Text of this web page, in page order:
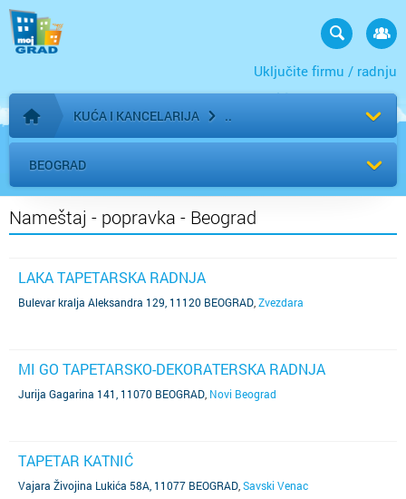
Uključite firmu / radnju
Početna stranica
KUĆA I KANCELARIJA
BEOGRAD
Nameštaj - popravka - Beograd
LAKA TAPETARSKA RADNJA
Bulevar kralja Aleksandra 129, 11120 BEOGRAD Zvezdara
MI GO TAPETARSKO-DEKORATERSKA RADNJA
Jurija Gagarina 141, 11070 BEOGRAD Novi Beograd
TAPETAR KATNIĆ
Vajara Živojina Lukića 58A, 11077 BEOGRAD Savski Venac